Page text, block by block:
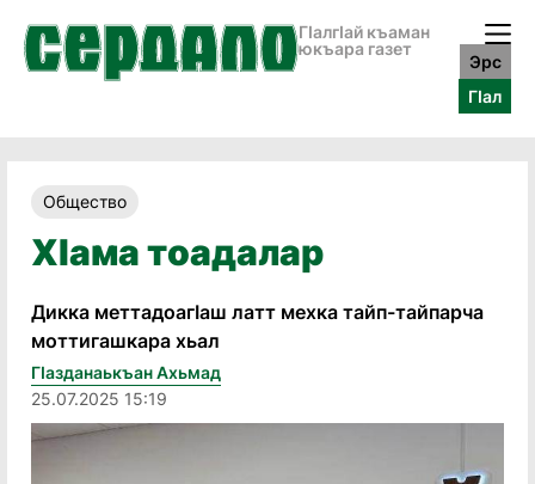
ГӀалгӀай къаман
юкъара газет
Эрс
ГӀал
Общество
ХӀама тоадалар
Дикка меттадоагӀаш латт мехка тайп-тайпарча
моттигашкара хьал
Гӏазданаькъан Ахьмад
25.07.2025 15:19